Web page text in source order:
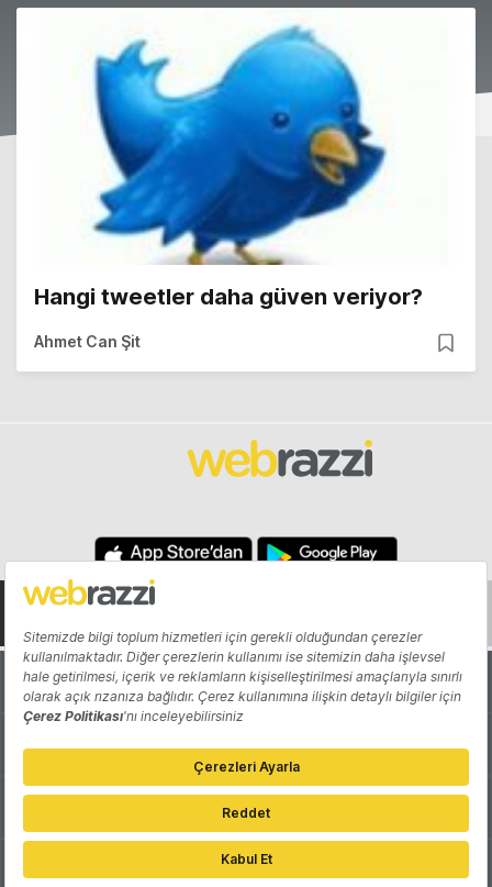
Hangi tweetler daha güven veriyor?
Ahmet Can Şit
Hakkında Yazarlar
Katkıda Bulun Reklam